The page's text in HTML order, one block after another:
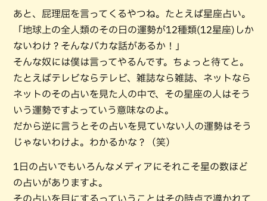
あと、屁理屈を言ってくるやつね。たとえば星座占い。
「地球上の全人類のその日の運勢が12種類(12星座)しか
ないわけ？そんなバカな話があるか！」
そんな奴には僕は言ってやるんです。ちょっと待てと。
たとえばテレビならテレビ、雑誌なら雑誌、ネットなら
ネットのその占いを見た人の中で、その星座の人はそう
いう運勢ですよっていう意味なのよ。
だから逆に言うとその占いを見ていない人の運勢はそう
じゃないわけよ。わかるかな？（笑）
1日の占いでもいろんなメディアにそれこそ星の数ほど
の占いがありますよ。
その占いを目にするっていうことはその時点で導かれて